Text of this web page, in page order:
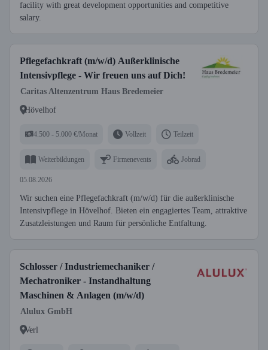
facility with great development opportunities and competitive
salary.
Pflegefachkraft (m/w/d) Außerklinische
Intensivpflege - Wir freuen uns auf Dich!
Caritas Altenzentrum Haus Bredemeier
Hövelhof
4.500 - 5.000 €/Monat Vollzeit Teilzeit
Weiterbildungen Firmenevents Jobrad
05.08.2026
Wir suchen eine Pflegefachkraft (m/w/d) für die außerklinische
Intensivpflege in Hövelhof. Bieten ein engagiertes Team, attraktive
Zusatzleistungen und Raum für persönliche Entfaltung.
Schlosser / Industriemechaniker /
Mechatroniker - Instandhaltung
Maschinen & Anlagen (m/w/d)
Alulux GmbH
Verl